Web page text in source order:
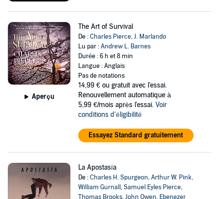
Aperçu
The Art of Survival
De :Charles Pierce,J. Marlando
Lu par :Andrew L. Barnes
Durée : 6 h et 8 min
Langue : Anglais
Pas de notations
14,99 € ou gratuit avec l'essai.
Renouvellement automatique à
5,99 €/mois après l'essai. Voir
conditions d'éligibilité
Essayez Standard gratuitement
La Apostasía
De :Charles H. Spurgeon,Arthur W. Pink,
William Gurnall,Samuel Eyles Pierce,
Thomas Brooks,John Owen, Ebenezer